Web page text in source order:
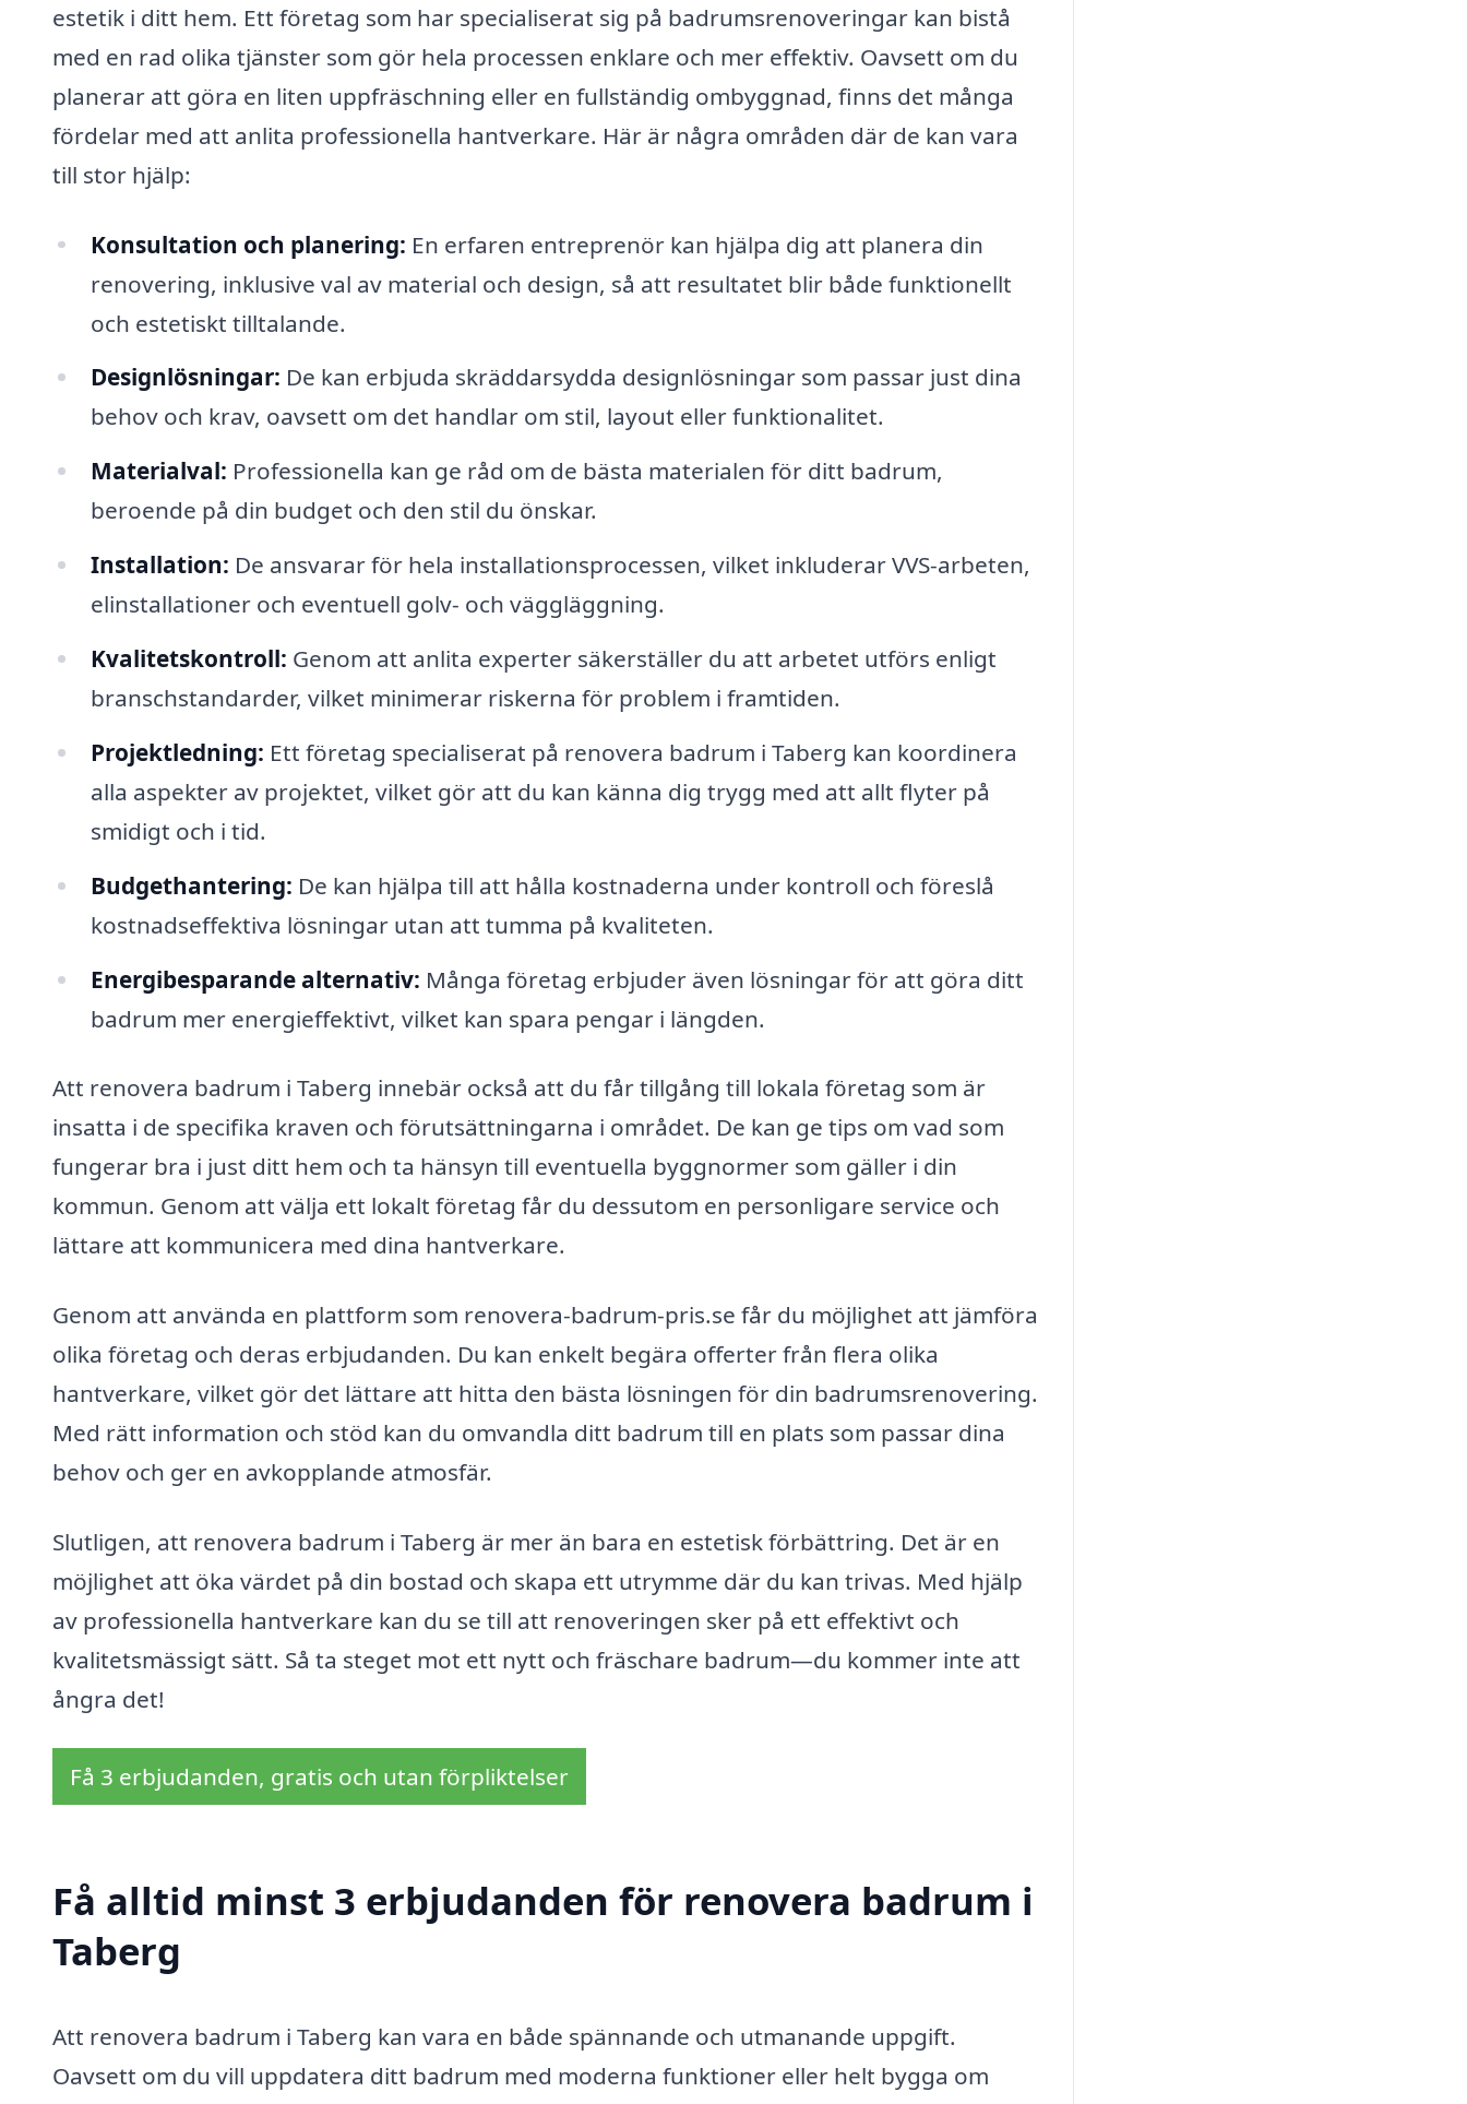
estetik i ditt hem. Ett företag som har specialiserat sig på badrumsrenoveringar kan bistå
med en rad olika tjänster som gör hela processen enklare och mer effektiv. Oavsett om du
planerar att göra en liten uppfräschning eller en fullständig ombyggnad, finns det många
fördelar med att anlita professionella hantverkare. Här är några områden där de kan vara
till stor hjälp:
Konsultation och planering: En erfaren entreprenör kan hjälpa dig att planera din
renovering, inklusive val av material och design, så att resultatet blir både funktionellt
och estetiskt tilltalande.
Designlösningar: De kan erbjuda skräddarsydda designlösningar som passar just dina
behov och krav, oavsett om det handlar om stil, layout eller funktionalitet.
Materialval: Professionella kan ge råd om de bästa materialen för ditt badrum,
beroende på din budget och den stil du önskar.
Installation: De ansvarar för hela installationsprocessen, vilket inkluderar VVS-arbeten,
elinstallationer och eventuell golv- och väggläggning.
Kvalitetskontroll: Genom att anlita experter säkerställer du att arbetet utförs enligt
branschstandarder, vilket minimerar riskerna för problem i framtiden.
Projektledning: Ett företag specialiserat på renovera badrum i Taberg kan koordinera
alla aspekter av projektet, vilket gör att du kan känna dig trygg med att allt flyter på
smidigt och i tid.
Budgethantering: De kan hjälpa till att hålla kostnaderna under kontroll och föreslå
kostnadseffektiva lösningar utan att tumma på kvaliteten.
Energibesparande alternativ: Många företag erbjuder även lösningar för att göra ditt
badrum mer energieffektivt, vilket kan spara pengar i längden.
Att renovera badrum i Taberg innebär också att du får tillgång till lokala företag som är
insatta i de specifika kraven och förutsättningarna i området. De kan ge tips om vad som
fungerar bra i just ditt hem och ta hänsyn till eventuella byggnormer som gäller i din
kommun. Genom att välja ett lokalt företag får du dessutom en personligare service och
lättare att kommunicera med dina hantverkare.
Genom att använda en plattform som renovera-badrum-pris.se får du möjlighet att jämföra
olika företag och deras erbjudanden. Du kan enkelt begära offerter från flera olika
hantverkare, vilket gör det lättare att hitta den bästa lösningen för din badrumsrenovering.
Med rätt information och stöd kan du omvandla ditt badrum till en plats som passar dina
behov och ger en avkopplande atmosfär.
Slutligen, att renovera badrum i Taberg är mer än bara en estetisk förbättring. Det är en
möjlighet att öka värdet på din bostad och skapa ett utrymme där du kan trivas. Med hjälp
av professionella hantverkare kan du se till att renoveringen sker på ett effektivt och
kvalitetsmässigt sätt. Så ta steget mot ett nytt och fräschare badrum—du kommer inte att
ångra det!
Få 3 erbjudanden, gratis och utan förpliktelser
Få alltid minst 3 erbjudanden för renovera badrum i
Taberg
Att renovera badrum i Taberg kan vara en både spännande och utmanande uppgift.
Oavsett om du vill uppdatera ditt badrum med moderna funktioner eller helt bygga om